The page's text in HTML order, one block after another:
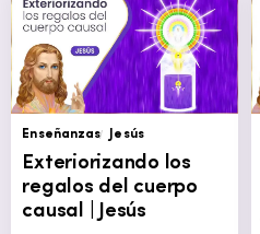
Enseñanzas Jesús
Exteriorizando los
regalos del cuerpo
causal | Jesús